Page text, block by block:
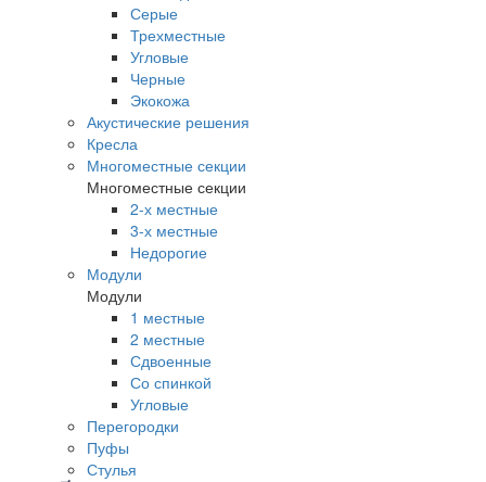
Серые
Трехместные
Угловые
Черные
Экокожа
Акустические решения
Кресла
Многоместные секции
Многоместные секции
2-х местные
3-х местные
Недорогие
Модули
Модули
1 местные
2 местные
Сдвоенные
Со спинкой
Угловые
Перегородки
Пуфы
Стулья